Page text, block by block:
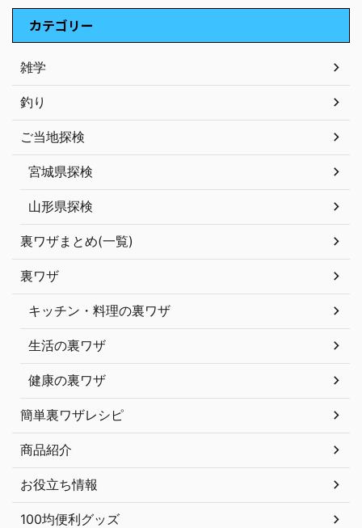
カテゴリー
雑学
釣り
ご当地探検
宮城県探検
山形県探検
裏ワザまとめ(一覧)
裏ワザ
キッチン・料理の裏ワザ
生活の裏ワザ
健康の裏ワザ
簡単裏ワザレシピ
商品紹介
お役立ち情報
100均便利グッズ